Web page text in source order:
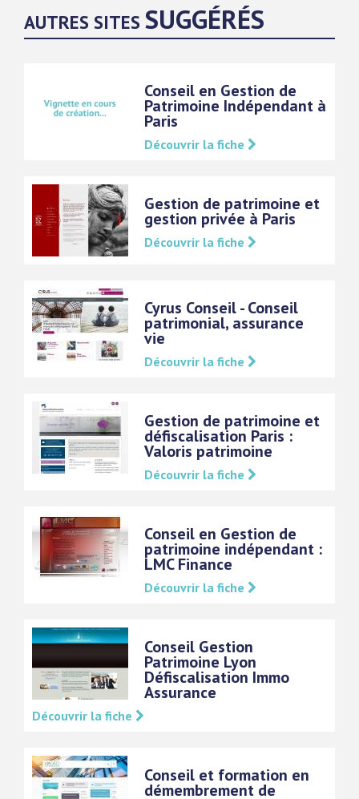
AUTRES SITES SUGGÉRÉS
Conseil en Gestion de
Patrimoine Indépendant à
Paris
Découvrir la fiche
Gestion de patrimoine et
gestion privée à Paris
Découvrir la fiche
Cyrus Conseil - Conseil
patrimonial, assurance
vie
Découvrir la fiche
Gestion de patrimoine et
défiscalisation Paris :
Valoris patrimoine
Découvrir la fiche
Conseil en Gestion de
patrimoine indépendant :
LMC Finance
Découvrir la fiche
Conseil Gestion
Patrimoine Lyon
Défiscalisation Immo
Assurance
Découvrir la fiche
Conseil et formation en
démembrement de